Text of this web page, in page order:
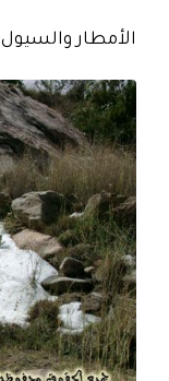
الأمطار والسيول